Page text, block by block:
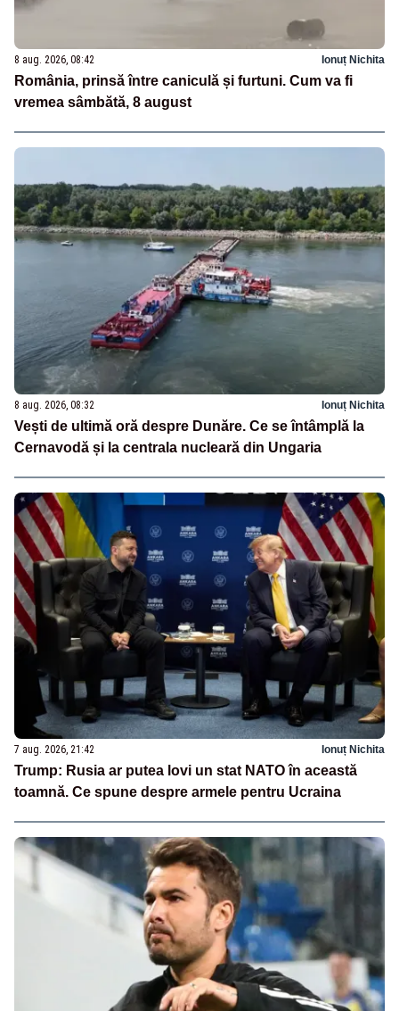
8 aug. 2026, 08:42 Ionuț Nichita
România, prinsă între caniculă și furtuni. Cum va fi
vremea sâmbătă, 8 august
8 aug. 2026, 08:32 Ionuț Nichita
Vești de ultimă oră despre Dunăre. Ce se întâmplă la
Cernavodă și la centrala nucleară din Ungaria
7 aug. 2026, 21:42 Ionuț Nichita
Trump: Rusia ar putea lovi un stat NATO în această
toamnă. Ce spune despre armele pentru Ucraina